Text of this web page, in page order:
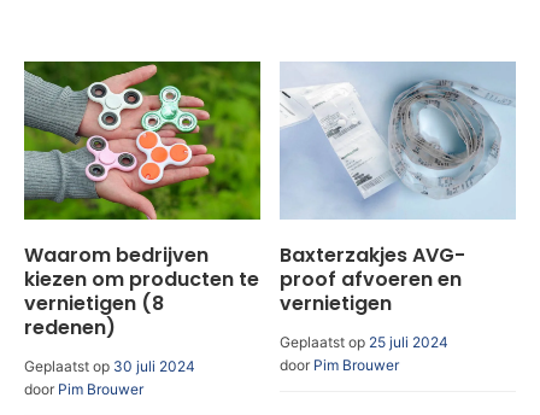
Waarom bedrijven
kiezen om producten te
vernietigen (8
redenen)
Geplaatst op 30 juli 2024
door Pim Brouwer
Baxterzakjes AVG-
proof afvoeren en
vernietigen
Geplaatst op 25 juli 2024
door Pim Brouwer